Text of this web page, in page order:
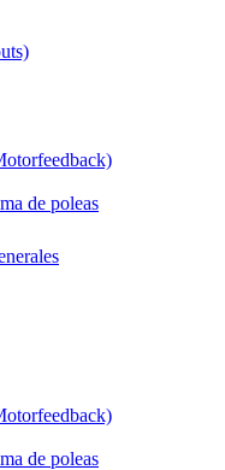
de poleas
de poleas